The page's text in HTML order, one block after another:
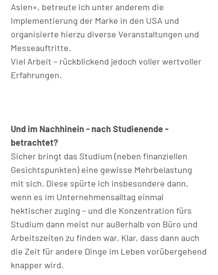
Asien«, betreute ich unter anderem die
Implementierung der Marke in den USA und
organisierte hierzu diverse Veranstaltungen und
Messeauftritte.
Viel Arbeit – rückblickend jedoch voller wertvoller
Erfahrungen.
Und im Nachhinein - nach Studienende -
betrachtet?
Sicher bringt das Studium (neben finanziellen
Gesichtspunkten) eine gewisse Mehrbelastung
mit sich. Diese spürte ich insbesondere dann,
wenn es im Unternehmensalltag einmal
hektischer zuging – und die Konzentration fürs
Studium dann meist nur außerhalb von Büro und
Arbeitszeiten zu finden war. Klar, dass dann auch
die Zeit für andere Dinge im Leben vorübergehend
knapper wird.